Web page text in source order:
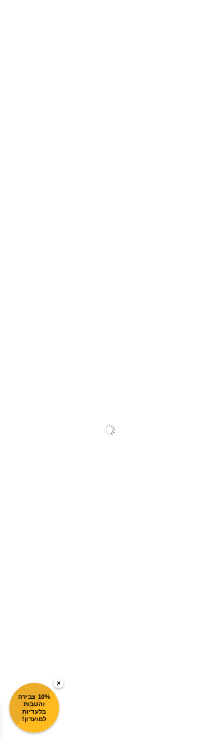
×
10% צבירה
והטבות
בלעדיות
למועדון!